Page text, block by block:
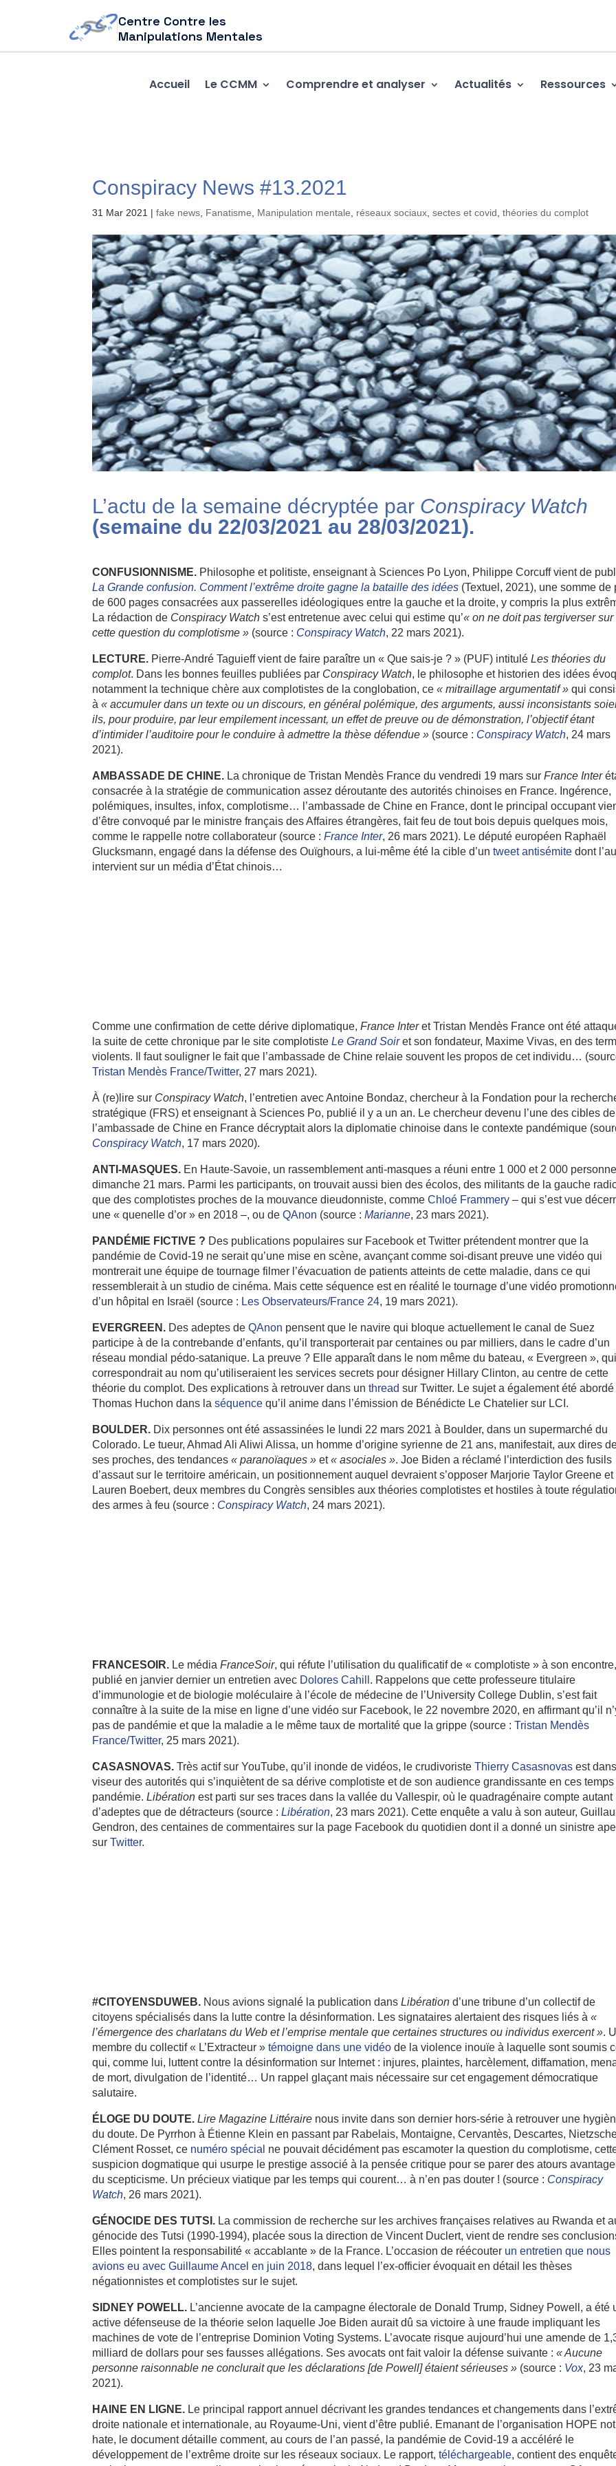
Centre Contre les
Manipulations Mentales
Accueil Le CCMM Comprendre et analyser Actualités Ressources
Conspiracy News #13.2021
31 Mar 2021 |fake news Fanatisme Manipulation mentale réseaux sociaux ,sectes et covid ,théories du complot
L’actu de la semaine décryptée par Conspiracy Watch
(semaine du 22/03/2021 au 28/03/2021).
CONFUSIONNISME. Philosophe et politiste, enseignant à Sciences Po Lyon, Philippe Corcuff vient de
La Grande confusion. Comment l’extrême droite gagne la bataille des idées (Textuel, 2021), une somme de
de 600 pages consacrées aux passerelles idéologiques entre la gauche et la droite, y compris la plus
La rédaction de Conspiracy Watch s’est entretenue avec celui qui estime qu’« on ne doit pas tergiverser sur
cette question du complotisme » (source : Conspiracy Watch, 22 mars 2021).
LECTURE. Pierre-André Taguieff vient de faire paraître un « Que sais-je ? » (PUF) intituléLes théories du
complot. Dans les bonnes feuilles publiées par Conspiracy Watch, le philosophe et historien des idées
notamment la technique chère aux complotistes de la conglobation, ce« mitraillage argumentatif » qui
à«accumuler dans un texte ou un discours, en général polémique, des arguments, aussi inconsistants
ils, pour produire, par leur empilement incessant, un effet de preuve ou de démonstration, l’objectif étant
d’intimider l’auditoire pour le conduire à admettre la thèse défendue » (source : Conspiracy Watch, 24 mars
2021).
AMBASSADE DE CHINE. La chronique de Tristan Mendès France du vendredi 19 mars surFrance Inter
consacrée à la stratégie de communication assez déroutante des autorités chinoises en France. Ingérence,
polémiques, insultes, infox, complotisme… l’ambassade de Chine en France, dont le principal occupant
d’être convoqué par le ministre français des Affaires étrangères, fait feu de tout bois depuis quelques mois,
comme le rappelle notre collaborateur (source :France Inter, 26 mars 2021). Le député européen Raphaël
Glucksmann, engagé dans la défense des Ouïghours, a lui-même été la cible d’untweet antisémite dont
intervient sur un média d’État chinois…
Comme une confirmation de cette dérive diplomatique,France Interet Tristan Mendès France ont été
la suite de cette chronique par le site complotisteLe Grand Soiret son fondateur, Maxime Vivas, en des
violents. Il faut souligner le fait que l’ambassade de Chine relaie souvent les propos de cet individu…
Tristan Mendès France/Twitter, 27 mars 2021).
À (re)lire sur Conspiracy Watch, l’entretien avec Antoine Bondaz, chercheur à la Fondation pour la
stratégique (FRS) et enseignant à Sciences Po, publié il y a un an. Le chercheur devenu l’une des cibles de
l’ambassade de Chine en France décryptait alors la diplomatie chinoise dans le contexte pandémique
Conspiracy Watch, 17 mars 2020).
ANTI-MASQUES. En Haute-Savoie, un rassemblement anti-masques a réuni entre 1 000 et 2 000
dimanche 21 mars. Parmi les participants, on trouvait aussi bien des écolos, des militants de la gauche
que des complotistes proches de la mouvance dieudonniste, commeChloé Frammery – qui s’est vue
une « quenelle d’or » en 2018 –, ou deQAnon (source : Marianne, 23 mars 2021).
PANDÉMIE FICTIVE ? Des publications populaires sur Facebook et Twitter prétendent montrer que la
pandémie de Covid-19 ne serait qu’une mise en scène, avançant comme soi-disant preuve une vidéo qui
montrerait une équipe de tournage filmer l’évacuation de patients atteints de cette maladie, dans ce qui
ressemblerait à un studio de cinéma. Mais cette séquence est en réalité le tournage d’une vidéo
d’un hôpital en Israël (source : Les Observateurs/France 24, 19 mars 2021).
EVERGREEN. Des adeptes deQAnon pensent que le navire qui bloque actuellement le canal de Suez
participe à de la contrebande d’enfants, qu’il transporterait par centaines ou par milliers, dans le cadre d’un
réseau mondial pédo-satanique. La preuve ? Elle apparaît dans le nom même du bateau, « Evergreen », qui
correspondrait au nom qu’utiliseraient les services secrets pour désigner Hillary Clinton, au centre de cette
théorie du complot. Des explications à retrouver dans unthread sur Twitter. Le sujet a également été abordé
Thomas Huchon dans laséquence qu’il anime dans l’émission de Bénédicte Le Chatelier sur LCI.
BOULDER. Dix personnes ont été assassinées le lundi 22 mars 2021 à Boulder, dans un supermarché du
Colorado. Le tueur, Ahmad Ali Aliwi Alissa, un homme d’origine syrienne de 21 ans, manifestait, aux dires
ses proches, des tendances« paranoïaques »et« asociales ». Joe Biden a réclamé l’interdiction des fusils
d’assaut sur le territoire américain, un positionnement auquel devraient s’opposer Marjorie Taylor Greene et
Lauren Boebert, deux membres du Congrès sensibles aux théories complotistes et hostiles à toute
des armes à feu (source : Conspiracy Watch, 24 mars 2021).
FRANCESOIR. Le médiaFranceSoir, qui réfute l’utilisation du qualificatif de « complotiste » à son
publié en janvier dernier un entretien avec Dolores Cahill . Rappelons que cette professeure titulaire
d’immunologie et de biologie moléculaire à l’école de médecine de l’University College Dublin, s’est fait
connaître à la suite de la mise en ligne d’une vidéo sur Facebook, le 22 novembre 2020, en affirmant qu’il
pas de pandémie et que la maladie a le même taux de mortalité que la grippe (source :Tristan Mendès
France/Twitter, 25 mars 2021).
CASASNOVAS. Très actif sur YouTube, qu’il inonde de vidéos, le crudivoristeThierry Casasnovas est
viseur des autorités qui s’inquiètent de sa dérive complotiste et de son audience grandissante en ces temps
pandémie.Libération est parti sur ses traces dans la vallée du Vallespir, où le quadragénaire compte autant
d’adeptes que de détracteurs (source :Libération, 23 mars 2021). Cette enquête a valu à son auteur,
Gendron, des centaines de commentaires sur la page Facebook du quotidien dont il a donné un sinistre
surTwitter.
#CITOYENSDUWEB. Nous avions signalé la publication dansLibération d’une tribune d’un collectif de
citoyens spécialisés dans la lutte contre la désinformation. Les signataires alertaient des risques liés à«
l’émergence des charlatans du Web et l’emprise mentale que certaines structures ou individus exercent ».
membre du collectif « L’Extracteur »témoigne dans une vidéo de la violence inouïe à laquelle sont soumis
qui, comme lui, luttent contre la désinformation sur Internet : injures, plaintes, harcèlement, diffamation,
de mort, divulgation de l’identité… Un rappel glaçant mais nécessaire sur cet engagement démocratique
salutaire.
ÉLOGE DU DOUTE. Lire Magazine Littéraire nous invite dans son dernier hors-série à retrouver une
du doute. De Pyrrhon à Étienne Klein en passant par Rabelais, Montaigne, Cervantès, Descartes,
Clément Rosset, ce numéro spécial ne pouvait décidément pas escamoter la question du complotisme,
suspicion dogmatique qui usurpe le prestige associé à la pensée critique pour se parer des atours
du scepticisme. Un précieux viatique par les temps qui courent… à n’en pas douter ! (source : Conspiracy
Watch, 26 mars 2021).
GÉNOCIDE DES TUTSI. La commission de recherche sur les archives françaises relatives au Rwanda et
génocide des Tutsi (1990-1994), placée sous la direction de Vincent Duclert, vient de rendre ses
Elles pointent la responsabilité « accablante » de la France. L’occasion de réécouter un entretien que nous
avions eu avec Guillaume Ancel en juin 2018, dans lequel l’ex-officier évoquait en détail les thèses
négationnistes et complotistes sur le sujet.
SIDNEY POWELL. L’ancienne avocate de la campagne électorale de Donald Trump, Sidney Powell, a été
active défenseuse de la théorie selon laquelle Joe Biden aurait dû sa victoire à une fraude impliquant les
machines de vote de l’entreprise Dominion Voting Systems. L’avocate risque aujourd’hui une amende de
milliard de dollars pour ses fausses allégations. Ses avocats ont fait valoir la défense suivante :« Aucune
personne raisonnable ne conclurait que les déclarations[de Powell]étaient sérieuses » (source : Vox, 23
2021).
HAINE EN LIGNE. Le principal rapport annuel décrivant les grandes tendances et changements dans
droite nationale et internationale, au Royaume-Uni, vient d’être publié. Emanant de l’organisation HOPE not
hate, le document détaille comment, au cours de l’an passé, la pandémie de Covid-19 a accéléré le
développement de l’extrême droite sur les réseaux sociaux. Le rapport,téléchargeable, contient des